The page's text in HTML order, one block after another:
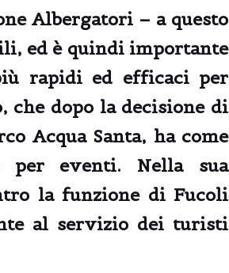
Albergatori– a questo
ed è quindi importante
rapidi ed efficaci per
dopo la decisione di
Acqua Santa, ha come
per eventi. Nella sua
la funzione di Fucoli
al servizio dei turisti